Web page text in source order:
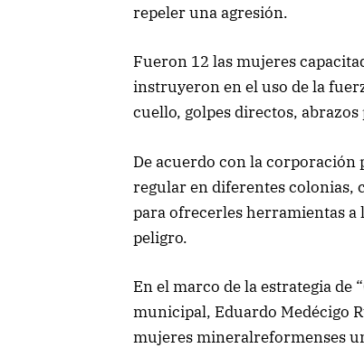
repeler una agresión.
Fueron 12 las mujeres
instruyeron en el uso de la
cuello, golpes directos,
De acuerdo con la corporación
regular en diferentes colonias,
para ofrecerles herramientas a
peligro.
En el marco de la estrategia de
municipal, Eduardo Medécigo
mujeres mineralreformenses